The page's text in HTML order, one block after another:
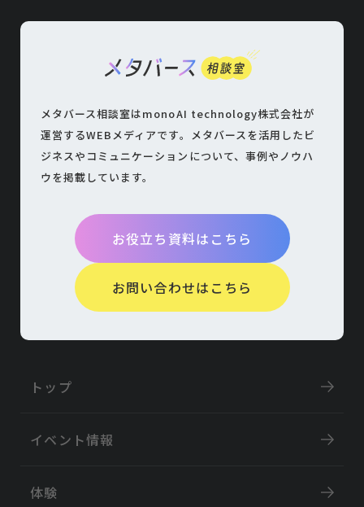
メタバース相談室はmonoAI technology株式会社が
運営するWEBメディアです。 メタバースを活用したビ
ジネスやコミュニケーションについて、 事例やノウハ
ウを掲載しています。
お役立ち資料はこちら
お問い合わせはこちら
トップ
イベント情報
体験